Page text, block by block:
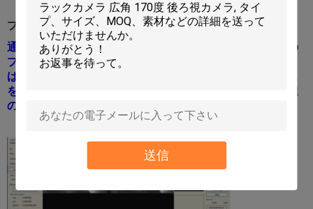
送信
プラットホーム ショー
通知:私達の3Gを（一緒のmdvrと）反対に買えば、私達の
プラットホームを使用します;私達のGPRSを反対に買え
ば、できます私達の議定書のあなた自身のプラットホーム
を使用またまたRS232/485インターフェイスによって私達
の管理プラットホーム用具、使用できます。